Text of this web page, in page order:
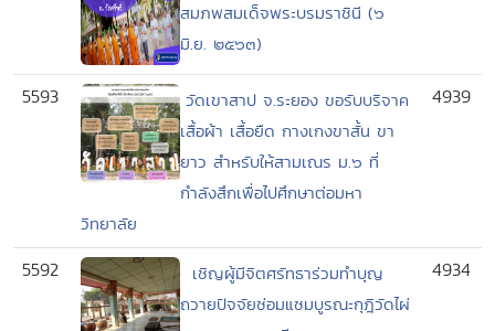
สมภพสมเด็จพระบรมราชินี (๖
มิ.ย. ๒๕๖๓)
5593
วัดเขาสาป จ.ระยอง ขอรับบริจาค
เสื้อผ้า เสื้อยืด กางเกงขาสั้น ขา
ยาว สำหรับให้สามเณร ม.๖ ที่
กำลังสึกเพื่อไปศึกษาต่อมหา
วิทยาลัย
4939
5592
เชิญผู้มีจิตศรัทธาร่วมทำบุญ
ถวายปัจจัยซ่อมแซมบูรณะกุฎิวัดไผ่
4934